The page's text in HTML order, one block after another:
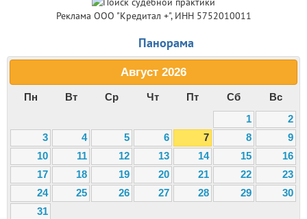
Реклама ООО "Кредитал +", ИНН 5752010011
Панорама
Август 2026
Пн Вт Ср Чт Пт Сб
Вс
1
2
3
4 5 6 7 8
9
10
11 12 13 14 15
16
17
18 19 20 21 22
23
24
25 26 27 28 29
30
31